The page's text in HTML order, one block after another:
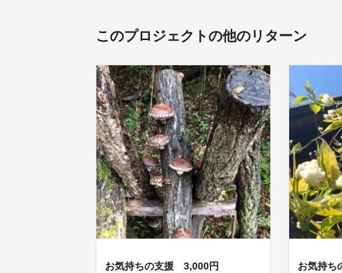
このプロジェクトの他のリターン
お気持ちの支援 3,000円 お気持